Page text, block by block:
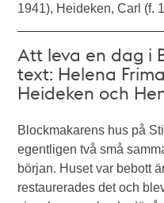
1941), Heideken, Carl (f.
Att leva en dag i
text: Helena
Heideken och
Blockmakarens hus på
egentligen två små
början. Huset var bebott
restaurerades det och